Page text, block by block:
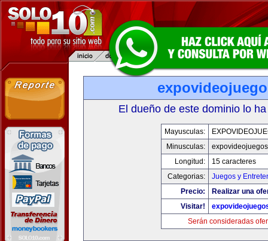
El dueño de este dominio lo
Mayusculas:
Minusculas:
Longitud:
15 caracteres
Categorias:
Juegos y
Precio:
Realizar una
Visitar!
Serán consideradas